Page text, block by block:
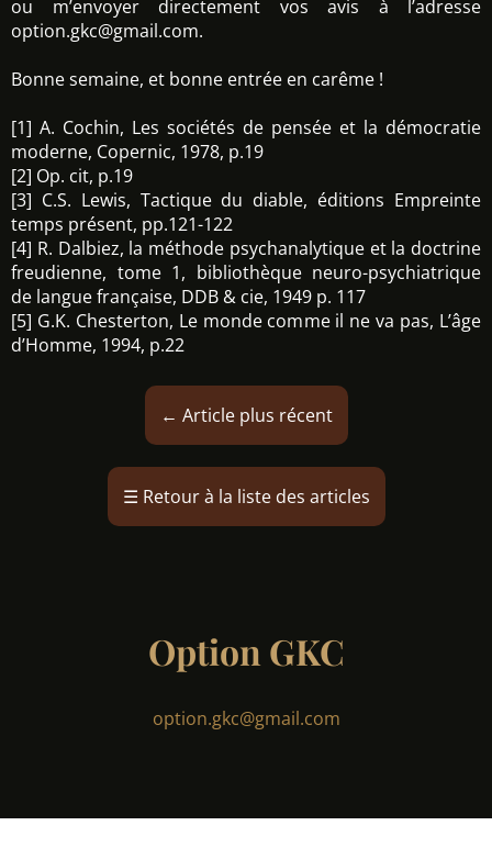
ou m’envoyer directement vos avis à l’adresse
option.gkc@gmail.com.
Bonne semaine, et bonne entrée en carême !
[1] A. Cochin, Les sociétés de pensée et la démocratie
moderne, Copernic, 1978, p.19
[2] Op. cit, p.19
[3] C.S. Lewis, Tactique du diable, éditions Empreinte
temps présent, pp.121-122
[4] R. Dalbiez, la méthode psychanalytique et la doctrine
freudienne, tome 1, bibliothèque neuro-psychiatrique
de langue française, DDB & cie, 1949 p. 117
[5] G.K. Chesterton, Le monde comme il ne va pas, L’âge
d’Homme, 1994, p.22
← Article plus récent
☰ Retour à la liste des articles
Option GKC
option.gkc@gmail.com